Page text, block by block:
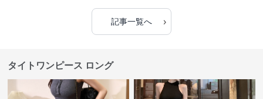
記事一覧へ ›
タイトワンピース ロング